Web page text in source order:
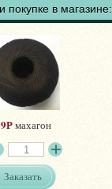
покупке в магазине:
махагон
Заказать